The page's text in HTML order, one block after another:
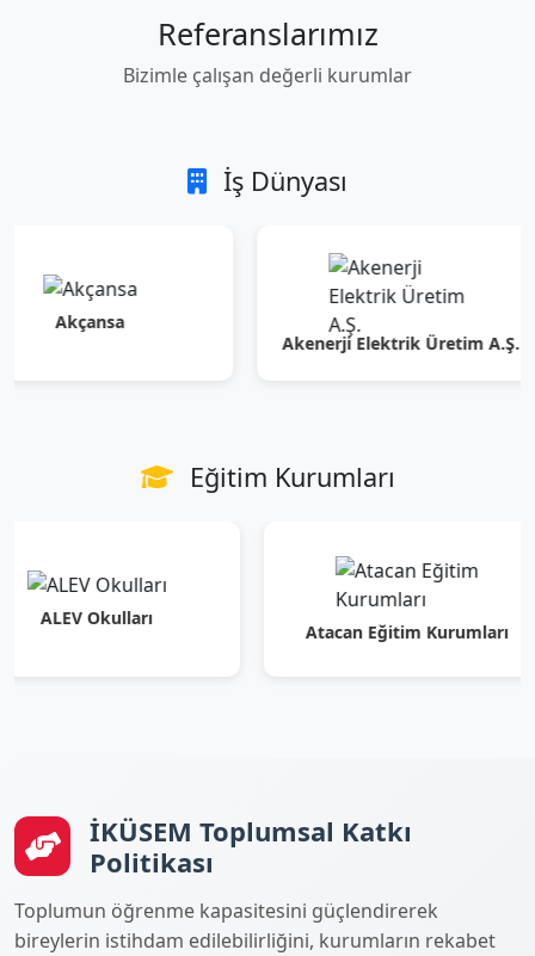
Referanslarımız
Bizimle çalışan değerli kurumlar
İş Dünyası
Akenerji Elektrik Üretim A.Ş.
Eğitim Kurumları
Okulları
Atacan Eğitim Kurumları
İKÜSEM Toplumsal Katkı
Politikası
Toplumun öğrenme kapasitesini güçlendirerek
bireylerin istihdam edilebilirliğini, kurumların rekabet